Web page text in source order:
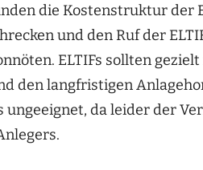
die Kostenstruktur der
und den Ruf der
ELTIFs sollten
den langfristigen
da leider der